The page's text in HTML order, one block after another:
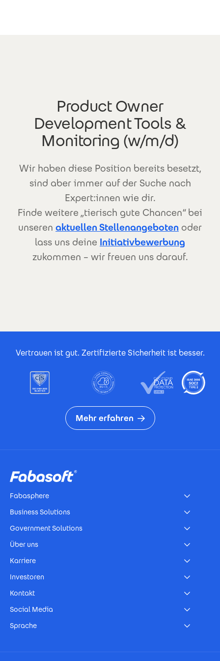
Product Owner
Development Tools &
Monitoring (w/m/d)
Wir haben diese Position bereits besetzt,
sind aber immer auf der Suche nach
Expert:innen wie dir.
Finde weitere „tierisch gute Chancen“ bei
unseren aktuellen Stellenangeboten oder
lass uns deine Initiativbewerbung
zukommen – wir freuen uns darauf.
Vertrauen ist gut. Zertifizierte Sicherheit ist besser.
Mehr erfahren
Fabasphere
Business Solutions
Government Solutions
Über uns
Karriere
Investoren
Kontakt
Social Media
Sprache